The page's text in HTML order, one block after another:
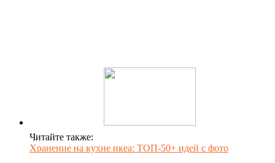
Читайте также:
Хранение на кухне икеа: ТОП-50+ идей с фото